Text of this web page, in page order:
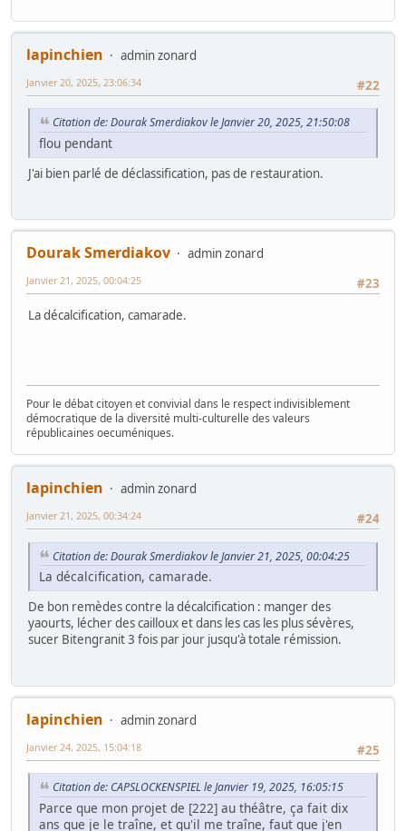
lapinchien
admin zonard
#22
Janvier 20, 2025, 23:06:34
Citation de: Dourak Smerdiakov le Janvier 20, 2025, 21:50:08
flou pendant
J'ai bien parlé de déclassification, pas de restauration.
Dourak Smerdiakov
admin zonard
#23
Janvier 21, 2025, 00:04:25
La décalcification, camarade.
Pour le débat citoyen et convivial dans le respect indivisiblement
démocratique de la diversité multi-culturelle des valeurs
républicaines oecuméniques.
lapinchien
admin zonard
#24
Janvier 21, 2025, 00:34:24
Citation de: Dourak Smerdiakov le Janvier 21, 2025, 00:04:25
La décalcification, camarade.
De bon remèdes contre la décalcification : manger des
yaourts, lécher des cailloux et dans les cas les plus sévères,
sucer Bitengranit 3 fois par jour jusqu'à totale rémission.
lapinchien
admin zonard
#25
Janvier 24, 2025, 15:04:18
Citation de: CAPSLOCKENSPIEL le Janvier 19, 2025, 16:05:15
Parce que mon projet de [222] au théâtre, ça fait dix
ans que je le traîne, et qu'il me traîne, faut que j'en